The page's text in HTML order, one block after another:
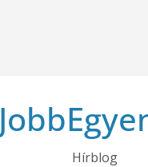
Hírblog